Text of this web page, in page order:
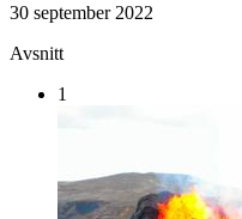
30 september 2022
Avsnitt
1